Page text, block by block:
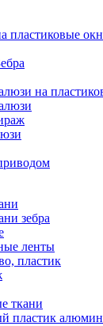
пластиковые
на
зебра
ленты
пластик
ткани
пластик